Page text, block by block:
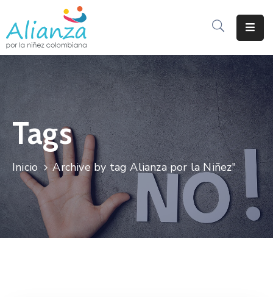
Inicio
Alianza
Documentos
Sé
Parte
De
Alianza
Tags
Inicio Archive by tag Alianza por la Niñez"